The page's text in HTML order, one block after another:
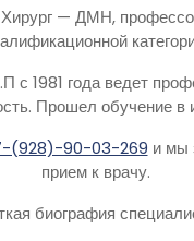
Хирург — ДМН,
с 1981 года ведет
Прошел обучение в
(928)-90-03-269 и мы
прием к врачу.
биография